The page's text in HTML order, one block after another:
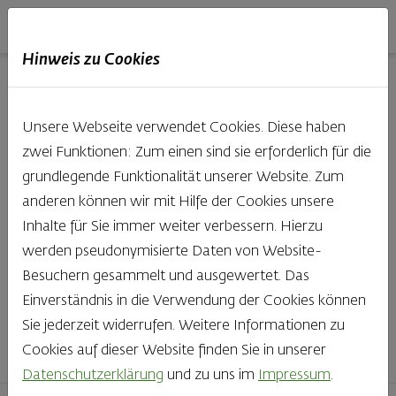
Backstube entdecken
Was gibt es Schöneres, als bei Brot & Gebäck die Qual
der Wahl zu haben? Noch dazu, wenn so großer Wert
auf den kleinen, feinen Unterschied gelegt wird, wie bei
Haubis. Beste Zutaten und Handwerk, das seinen
Namen auch verdient – das schmeckt man einfach!
Finden Sie Ihr Lieblingsprodukt
Hinweis zu Cookies
Unsere Webseite verwendet Cookies. Diese haben
zwei Funktionen: Zum einen sind sie erforderlich für die
grundlegende Funktionalität unserer Website. Zum
anderen können wir mit Hilfe der Cookies unsere
Inhalte für Sie immer weiter verbessern. Hierzu
werden pseudonymisierte Daten von Website-
Besuchern gesammelt und ausgewertet. Das
Einverständnis in die Verwendung der Cookies können
Sie jederzeit widerrufen. Weitere Informationen zu
Cookies auf dieser Website finden Sie in unserer
Datenschutzerklärung und zu uns im Impressum.